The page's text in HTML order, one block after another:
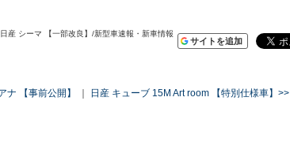
サイトを追加
日産 シーマ 【一部改良】/新型車速報・新車情報
ナ 【事前公開】 日産 キューブ 15M Art room 【特別仕様車】>>